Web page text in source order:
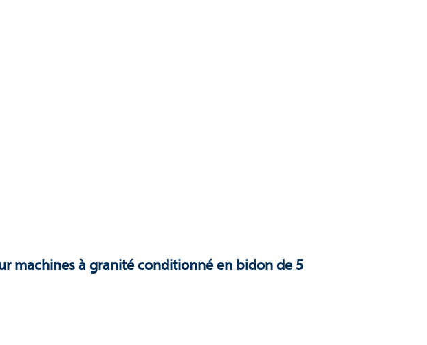
machines à granité conditionné en bidon de 5